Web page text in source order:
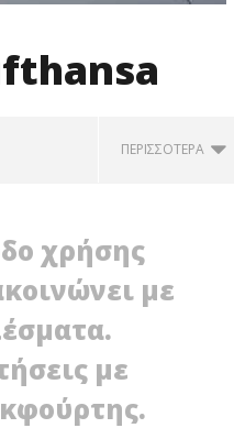
ΠΕΡΙΣΣΌΤΕΡΑ
χρήσης
με
με